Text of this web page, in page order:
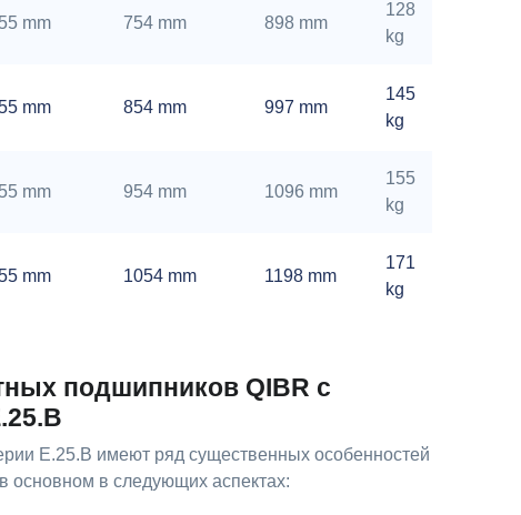
mm 754 mm 898 mm
128
kg
mm 854 mm 997 mm
145
kg
mm 954 mm 1096 mm
155
kg
mm 1054 mm 1198 mm
171
kg
подшипников QIBR с
E.25.B имеют ряд существенных особенностей
основном в следующих аспектах: